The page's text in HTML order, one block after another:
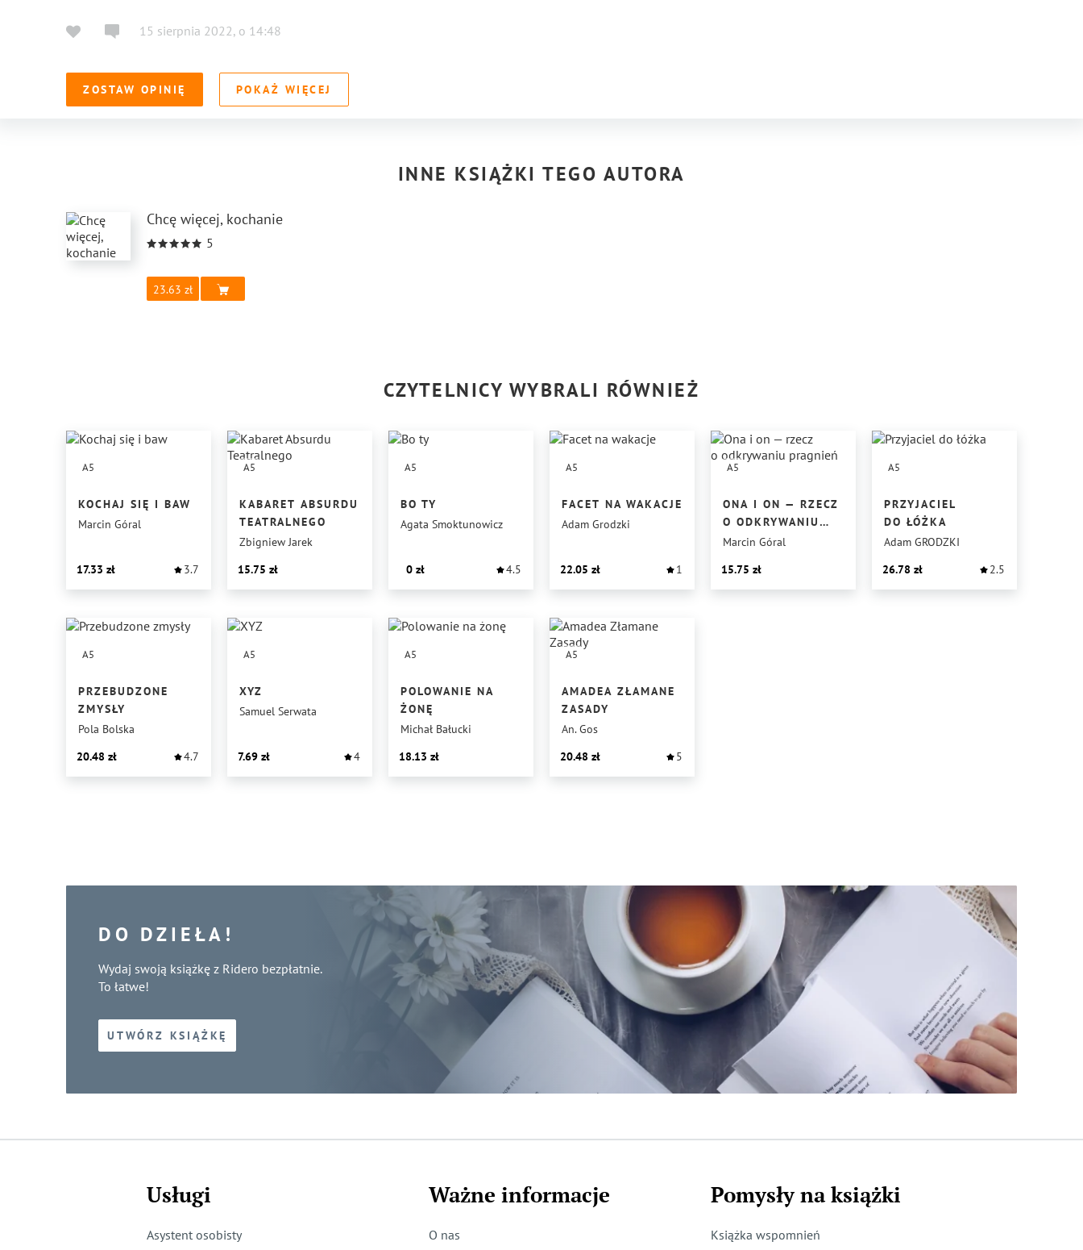
15 sierpnia 2022, o 14:48
ZOSTAW OPINIĘ POKAŻ WIĘCEJ
INNE KSIĄŻKI TEGO AUTORA
Chcę więcej, kochanie
5
23.63
CZYTELNICY WYBRALI RÓWNIEŻ
A5
KOCHAJ SIĘ I BAW
Marcin Góral
17.33 3.7
A5
KABARET ABSURDU
TEATRALNEGO
Zbigniew Jarek
15.75
A5
BO TY
Agata Smoktunowicz
0 4.5
A5
FACET NA WAKACJE
Adam Grodzki
22.05 1
A5
ONA I ON — RZECZ
O ODKRYWANIU
PRAGNIEŃ
Marcin Góral
15.75
A5
PRZYJACIEL
DO ŁÓŻKA
Adam GRODZKI
26.78
2.5
A5
PRZEBUDZONE
ZMYSŁY
Pola Bolska
20.48
4.7
A5
XYZ
Samuel Serwata
7.69 4
A5
POLOWANIE NA
ŻONĘ
Michał Bałucki
18.13
A5
AMADEA ZŁAMANE
ZASADY
An. Gos
20.48
5
DO DZIEŁA!
Wydaj swoją książkę z Ridero bezpłatnie.
To łatwe!
UTWÓRZ KSIĄŻKĘ
Usługi
Asystent osobisty
Ważne informacje
O nas
Pomysły na książki
Książka wspomnień